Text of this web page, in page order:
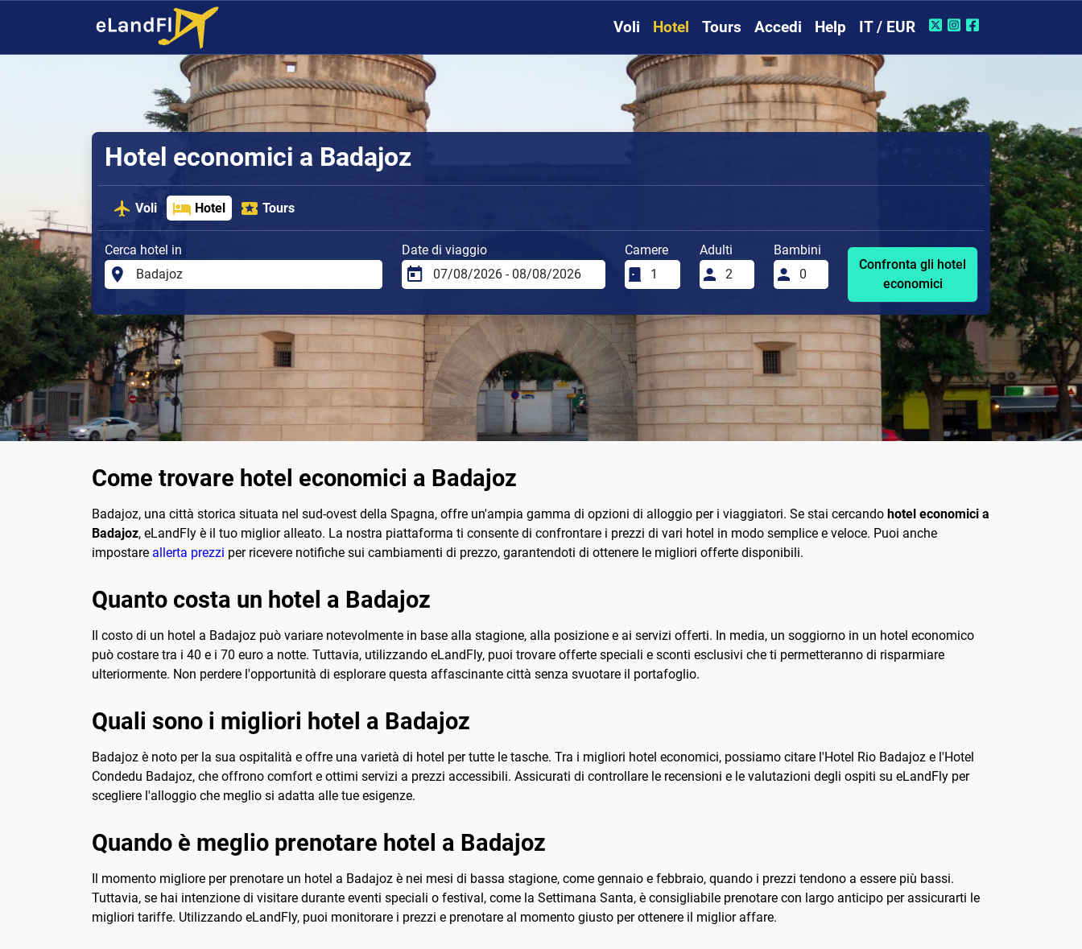
Voli Hotel Tours Accedi Help IT / EUR
Hotel economici a Badajoz
Voli Hotel Tours
Cerca hotel in Date di viaggio Camere Adulti
Bambini
Confronta gli hotel
economici
Come trovare hotel economici a Badajoz
Badajoz, una città storica situata nel sud-ovest della Spagna, offre un'ampia gamma di opzioni di alloggio per i viaggiatori. Se stai cercando hotel economici a
Badajoz, eLandFly è il tuo miglior alleato. La nostra piattaforma ti consente di confrontare i prezzi di vari hotel in modo semplice e veloce. Puoi anche
impostare allerta prezzi per ricevere notifiche sui cambiamenti di prezzo, garantendoti di ottenere le migliori offerte disponibili.
Quanto costa un hotel a Badajoz
Il costo di un hotel a Badajoz può variare notevolmente in base alla stagione, alla posizione e ai servizi offerti. In media, un soggiorno in un hotel economico
può costare tra i 40 e i 70 euro a notte. Tuttavia, utilizzando eLandFly, puoi trovare offerte speciali e sconti esclusivi che ti permetteranno di risparmiare
ulteriormente. Non perdere l'opportunità di esplorare questa affascinante città senza svuotare il portafoglio.
Quali sono i migliori hotel a Badajoz
Badajoz è noto per la sua ospitalità e offre una varietà di hotel per tutte le tasche. Tra i migliori hotel economici, possiamo citare l'Hotel Rio Badajoz e l'Hotel
Condedu Badajoz, che offrono comfort e ottimi servizi a prezzi accessibili. Assicurati di controllare le recensioni e le valutazioni degli ospiti su eLandFly per
scegliere l'alloggio che meglio si adatta alle tue esigenze.
Quando è meglio prenotare hotel a Badajoz
Il momento migliore per prenotare un hotel a Badajoz è nei mesi di bassa stagione, come gennaio e febbraio, quando i prezzi tendono a essere più bassi.
Tuttavia, se hai intenzione di visitare durante eventi speciali o festival, come la Settimana Santa, è consigliabile prenotare con largo anticipo per assicurarti le
migliori tariffe. Utilizzando eLandFly, puoi monitorare i prezzi e prenotare al momento giusto per ottenere il miglior affare.